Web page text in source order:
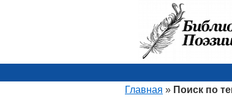
Главная » Поиск по